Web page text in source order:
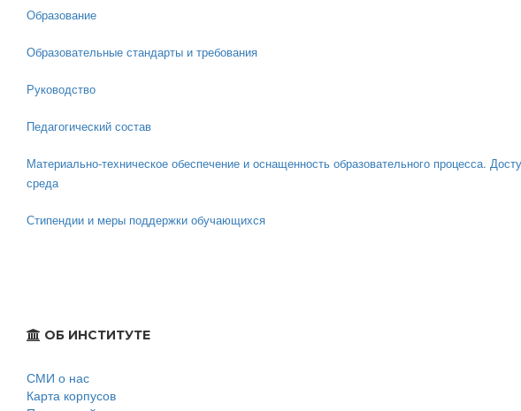
Образование
Образовательные стандарты и требования
Руководство
Педагогический состав
Материально-техническое обеспечение и оснащенность образовательного процесса.
среда
Стипендии и меры поддержки обучающихся
ОБ ИНСТИТУТЕ
СМИ о нас
Карта корпусов